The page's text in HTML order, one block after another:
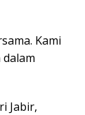
Kami
Jabir,